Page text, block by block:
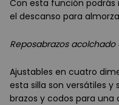
Con esta función
el descanso para
Reposabrazos acolchado
Ajustables en cuatro
esta silla son versátiles
brazos y codos para